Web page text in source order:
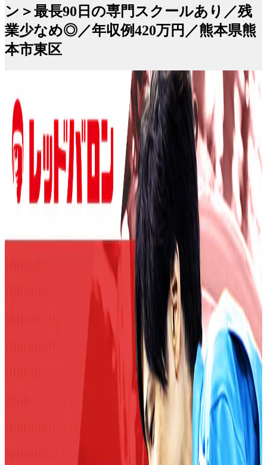
ン＞最長90日の専門スクールあり／残
業少なめ◎／年収例420万円／熊本県熊
本市東区